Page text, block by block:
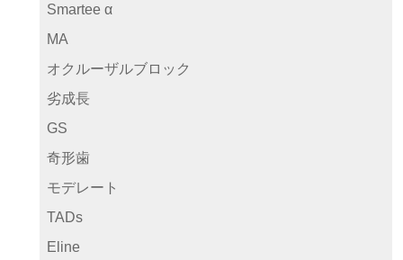
Smartee α
MA
オクルーザルブロック
劣成長
GS
奇形歯
モデレート
TADs
Eline